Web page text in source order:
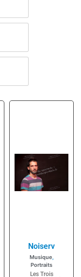
Noiserv
Musique,
Portraits
Les Trois